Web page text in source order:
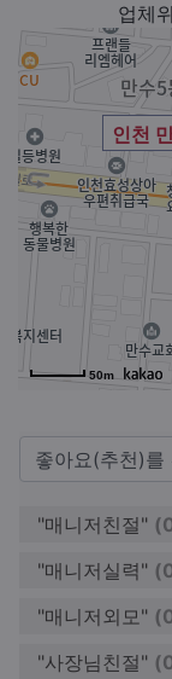
업체
인천
50m
"매니저친절"
"매니저실력"
"매니저외모"
"사장님친절"